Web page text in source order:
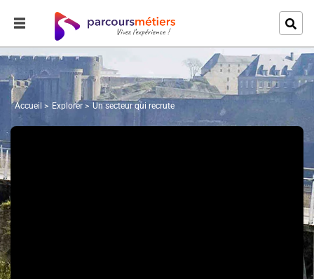
Accueil Explorer Un secteur qui recrute